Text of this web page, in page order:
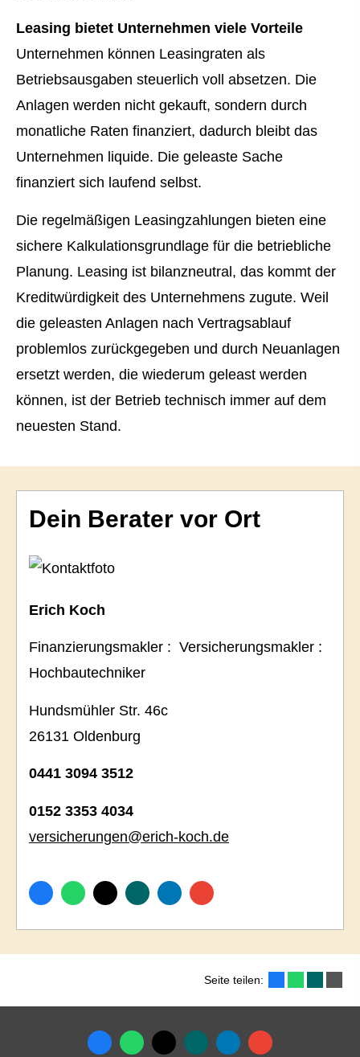
Leasing bietet Unternehmen viele Vorteile
Unternehmen können Leasingraten als
Betriebsausgaben steuerlich voll absetzen. Die
Anlagen werden nicht gekauft, sondern durch
monatliche Raten finanziert, dadurch bleibt das
Unternehmen liquide. Die geleaste Sache
finanziert sich laufend selbst.
Die regelmäßigen Leasingzahlungen bieten eine
sichere Kalkulationsgrundlage für die betriebliche
Planung. Leasing ist bilanzneutral, das kommt der
Kreditwürdigkeit des Unternehmens zugute. Weil
die geleasten Anlagen nach Vertragsablauf
problemlos zurückgegeben und durch Neuanlagen
ersetzt werden, die wiederum geleast werden
können, ist der Betrieb technisch immer auf dem
neuesten Stand.
Dein Berater vor Ort
Erich Koch
Finanzierungsmakler : Ver­sicherungs­makler :
Hochbautechniker
Hundsmühler Str. 46c
26131 Oldenburg
0441 3094 3512
0152 3353 4034
versicherungen@erich-koch.de
Seite teilen: